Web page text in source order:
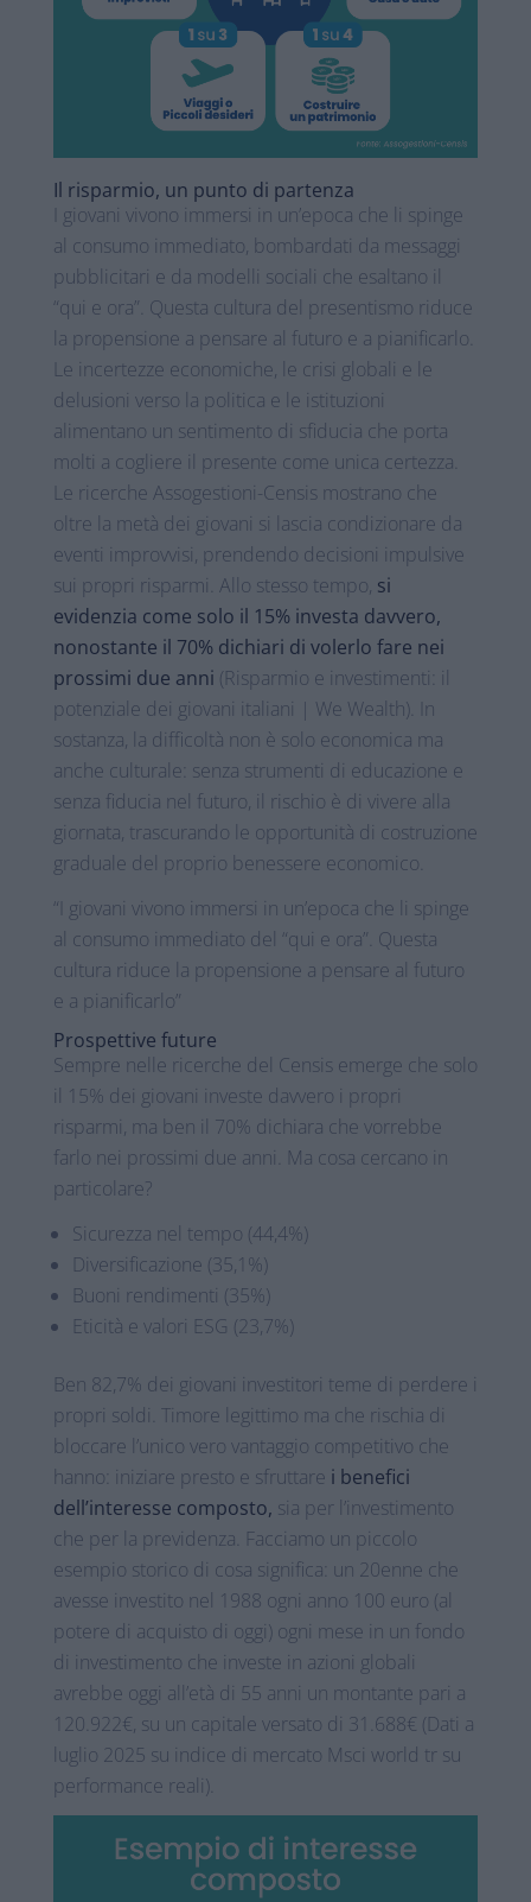
Il risparmio, un punto di partenza
I giovani vivono immersi in un’epoca che li spinge
al consumo immediato, bombardati da messaggi
pubblicitari e da modelli sociali che esaltano il
“qui e ora”. Questa cultura del presentismo riduce
la propensione a pensare al futuro e a pianificarlo.
Le incertezze economiche, le crisi globali e le
delusioni verso la politica e le istituzioni
alimentano un sentimento di sfiducia che porta
molti a cogliere il presente come unica certezza.
Le ricerche Assogestioni-Censis mostrano che
oltre la metà dei giovani si lascia condizionare da
eventi improvvisi, prendendo decisioni impulsive
sui propri risparmi. Allo stesso tempo, si
evidenzia come solo il 15% investa davvero,
nonostante il 70% dichiari di volerlo fare nei
prossimi due anni (Risparmio e investimenti: il
potenziale dei giovani italiani | We Wealth). In
sostanza, la difficoltà non è solo economica ma
anche culturale: senza strumenti di educazione e
senza fiducia nel futuro, il rischio è di vivere alla
giornata, trascurando le opportunità di costruzione
graduale del proprio benessere economico.
“I giovani vivono immersi in un’epoca che li spinge
al consumo immediato del “qui e ora”. Questa
cultura riduce la propensione a pensare al futuro
e a pianificarlo”
Prospettive future
Sempre nelle ricerche del Censis emerge che solo
il 15% dei giovani investe davvero i propri
risparmi, ma ben il 70% dichiara che vorrebbe
farlo nei prossimi due anni. Ma cosa cercano in
particolare?
Sicurezza nel tempo (44,4%)
Diversificazione (35,1%)
Buoni rendimenti (35%)
Eticità e valori ESG (23,7%)
Ben 82,7% dei giovani investitori teme di perdere i
propri soldi. Timore legittimo ma che rischia di
bloccare l’unico vero vantaggio competitivo che
hanno: iniziare presto e sfruttare i benefici
dell’interesse composto, sia per l’investimento
che per la previdenza. Facciamo un piccolo
esempio storico di cosa significa: un 20enne che
avesse investito nel 1988 ogni anno 100 euro (al
potere di acquisto di oggi) ogni mese in un fondo
di investimento che investe in azioni globali
avrebbe oggi all’età di 55 anni un montante pari a
120.922€, su un capitale versato di 31.688€ (Dati a
luglio 2025 su indice di mercato Msci world tr su
performance reali).